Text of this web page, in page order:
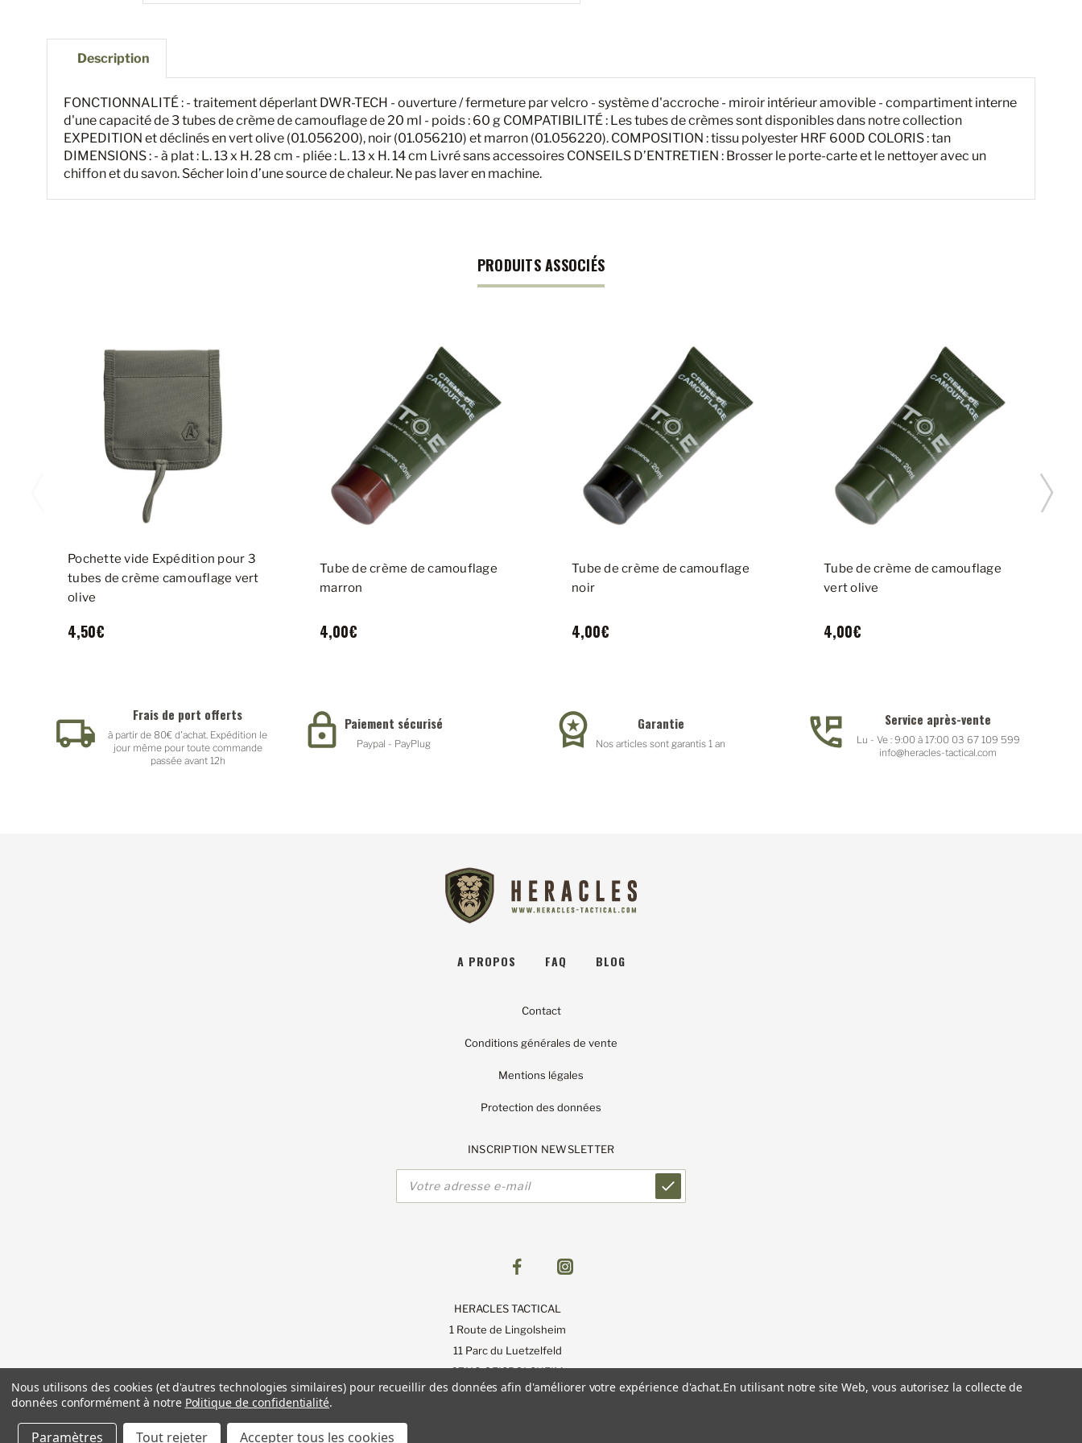
Description
FONCTIONNALITÉ : - traitement déperlant DWR-TECH - ouverture / fermeture par velcro - système d'accroche - miroir intérieur amovible - compartiment interne
d'une capacité de 3 tubes de crème de camouflage de 20 ml - poids : 60 g COMPATIBILITÉ : Les tubes de crèmes sont disponibles dans notre collection
EXPEDITION et déclinés en vert olive (01.056200), noir (01.056210) et marron (01.056220). COMPOSITION : tissu polyester HRF 600D COLORIS : tan
DIMENSIONS : - à plat : L. 13 x H. 28 cm - pliée : L. 13 x H. 14 cm Livré sans accessoires CONSEILS D’ENTRETIEN : Brosser le porte-carte et le nettoyer avec un
chiffon et du savon. Sécher loin d’une source de chaleur. Ne pas laver en machine.
PRODUITS ASSOCIÉS
Pochette vide Expédition pour 3
tubes de crème camouflage vert
olive
4,50€
Tube de crème de camouflage
marron
4,00€
Tube de crème de camouflage
noir
4,00€
Tube de crème de camouflage
vert olive
4,00€
Frais de port offerts
à partir de 80€ d'achat. Expédition le
jour même pour toute commande
passée avant 12h
Paiement sécurisé
Paypal - PayPlug
Garantie
Nos articles sont garantis 1 an
Service après-vente
Lu - Ve : 9:00 à 17:00 03 67 109 599
info@heracles-tactical.com
A PROPOS FAQ BLOG
Contact
Conditions générales de vente
Mentions légales
Protection des données
INSCRIPTION NEWSLETTER
Adresse
HERACLES TACTICAL
1 Route de Lingolsheim
11 Parc du Luetzelfeld
67118 GEISPOLSHEIM
Nous utilisons des cookies (et d'autres technologies similaires) pour recueillir des données afin d'améliorer votre expérience d'achat.En utilisant notre site Web, vous autorisez la collecte de
données conformément à notre Politique de confidentialité.
Paramètres Tout rejeter Accepter tous les cookies